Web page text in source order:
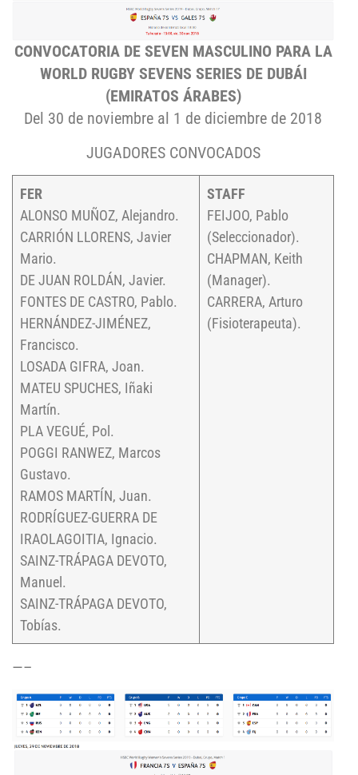
CONVOCATORIA DE SEVEN MASCULINO PARA LA
WORLD RUGBY SEVENS SERIES DE DUBÁI
(EMIRATOS ÁRABES)
Del 30 de noviembre al 1 de diciembre de 2018
JUGADORES CONVOCADOS
FER
ALONSO MUÑOZ, Alejandro.
CARRIÓN LLORENS, Javier
Mario.
DE JUAN ROLDÁN, Javier.
FONTES DE CASTRO, Pablo.
HERNÁNDEZ-JIMÉNEZ,
Francisco.
LOSADA GIFRA, Joan.
MATEU SPUCHES, Iñaki
Martín.
PLA VEGUÉ, Pol.
POGGI RANWEZ, Marcos
Gustavo.
RAMOS MARTÍN, Juan.
RODRÍGUEZ-GUERRA DE
IRAOLAGOITIA, Ignacio.
SAINZ-TRÁPAGA DEVOTO,
Manuel.
SAINZ-TRÁPAGA DEVOTO,
Tobías.
STAFF
FEIJOO, Pablo
(Seleccionador).
CHAPMAN, Keith
(Manager).
CARRERA, Arturo
(Fisioterapeuta).
—–